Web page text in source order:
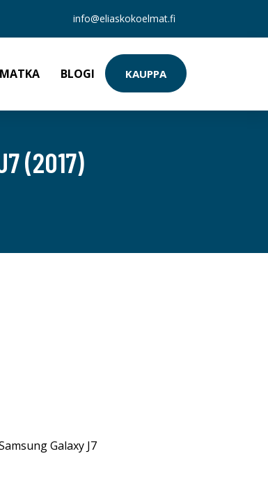
info@eliaskokoelmat.fi
BLOGI KAUPPA
(2017)
Galaxy J7